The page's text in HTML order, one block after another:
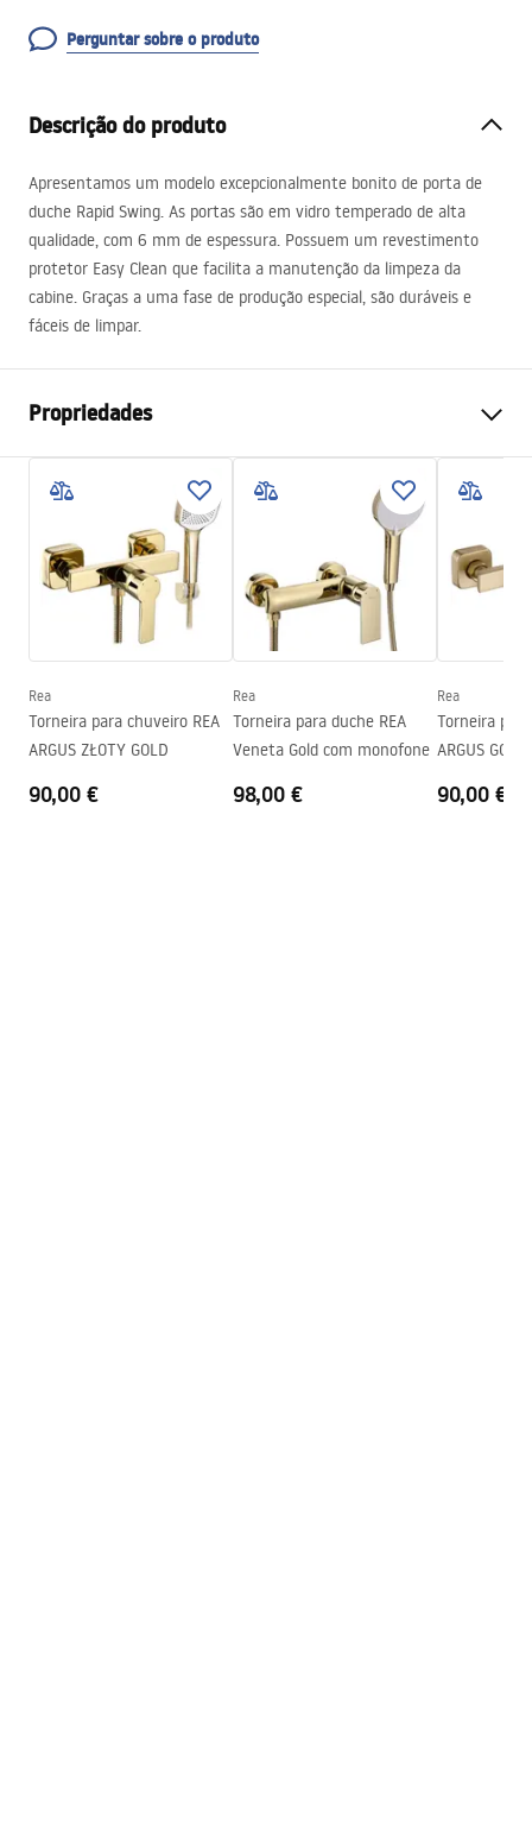
Perguntar sobre o produto
Descrição do produto
Apresentamos um modelo excepcionalmente bonito de porta de
duche Rapid Swing. As portas são em vidro temperado de alta
qualidade, com 6 mm de espessura. Possuem um revestimento
protetor Easy Clean que facilita a manutenção da limpeza da
cabine. Graças a uma fase de produção especial, são duráveis ​​e
fáceis de limpar.
Propriedades
Direção da porta
Espessura do vidro
6 milímetros
A altura da porta do chuveiro
195
Material do perfil
Alumínio
Material de manuseamento
Direção de abertura
para dentro e para fora
Rea
Torneira para chuveiro REA
ARGUS ZŁOTY GOLD
90,00 €
Rea
Torneira para duche REA
Veneta Gold com monofone
98,00 €
Rea
Torneira
ARGUS
90,00 €